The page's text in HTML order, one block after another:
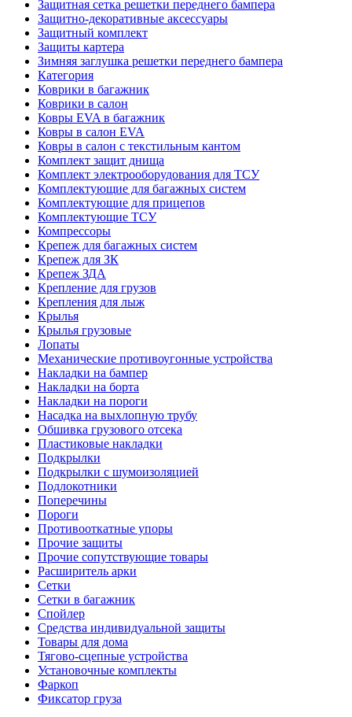
Защитная сетка решетки переднего бампера
Защитно-декоративные аксессуары
Защитный комплект
Защиты картера
Зимняя заглушка решетки переднего бампера
Категория
Коврики в багажник
Коврики в салон
Ковры EVA в багажник
Ковры в салон EVA
Ковры в салон с текстильным кантом
Комплект защит днища
Комплект электрооборудования для ТСУ
Комплектующие для багажных систем
Комплектующие для прицепов
Комплектующие ТСУ
Компрессоры
Крепеж для багажных систем
Крепеж для ЗК
Крепеж ЗДА
Крепление для грузов
Крепления для лыж
Крылья
Крылья грузовые
Лопаты
Механические противоугонные устройства
Накладки на бампер
Накладки на борта
Накладки на пороги
Насадка на выхлопную трубу
Обшивка грузового отсека
Пластиковые накладки
Подкрылки
Подкрылки с шумоизоляцией
Подлокотники
Поперечины
Пороги
Противооткатные упоры
Прочие защиты
Прочие сопутствующие товары
Расширитель арки
Сетки
Сетки в багажник
Спойлер
Средства индивидуальной защиты
Товары для дома
Тягово-сцепные устройства
Установочные комплекты
Фаркоп
Фиксатор груза